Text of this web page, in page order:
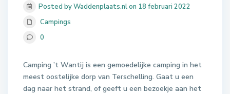
Posted by Waddenplaats.nl on 18 februari 2022
Campings
0
Camping ’t Wantij is een gemoedelijke camping in het
meest oostelijke dorp van Terschelling. Gaat u een
dag naar het strand, of geeft u een bezoekje aan het